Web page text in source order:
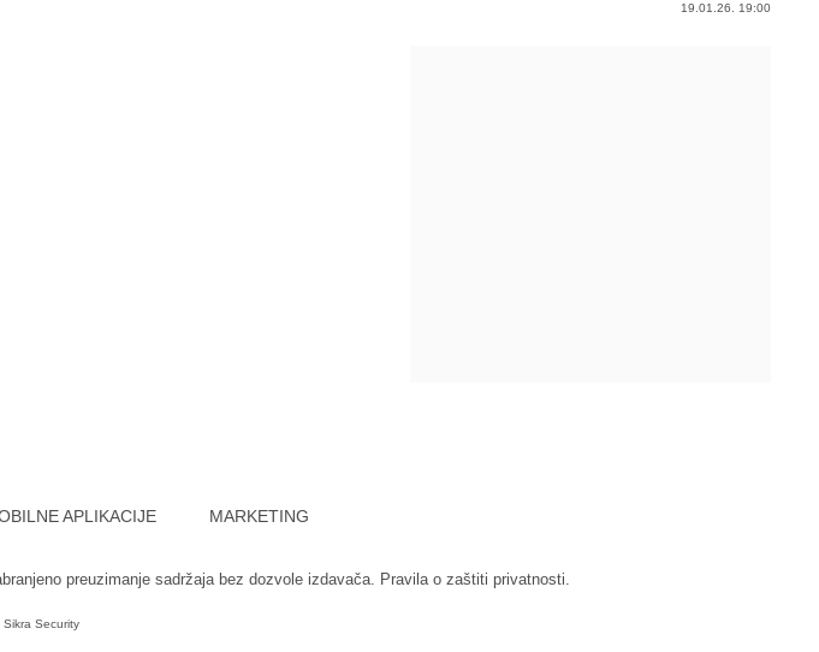
19.01.26. 19:00
APLIKACIJE MARKETING
preuzimanje sadržaja bez dozvole izdavača. Pravila o zaštiti privatnosti.
Sikra Security